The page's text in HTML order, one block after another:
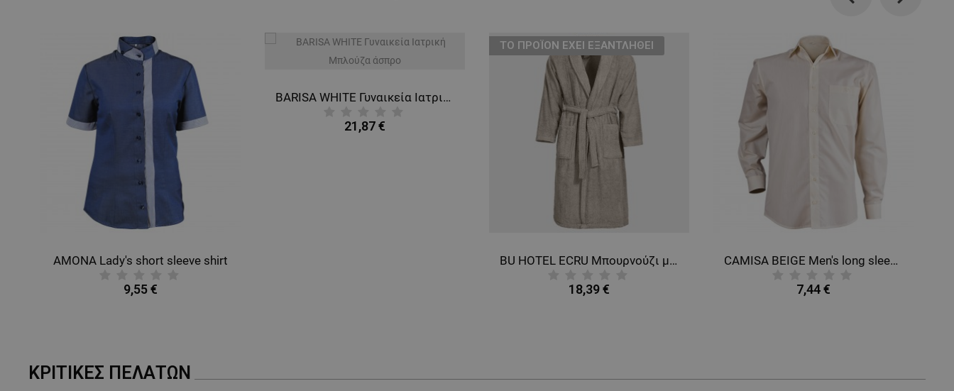
Previous
AMONA Lady's short sleeve shirt
9,55 €
BARISA WHITE Γυναικεία Ιατρική Μπλούζα άσπρο
21,87 €
ТΟ ΠΡΟΪΌΝ ΈΧΕΙ ΕΞΑΝΤΛΗΘΕΊ
BU HOTEL ECRU Μπουρνούζι μπάνιου
18,39 €
CAMISA BEIGE Men's long sleeve shirt
7,44 €
Next
ΚΡΙΤΙΚΈΣ ΠΕΛΑΤΏΝ